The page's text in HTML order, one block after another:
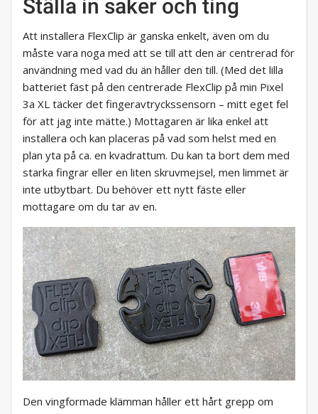
Ställa in saker och ting
Att installera FlexClip är ganska enkelt, även om du
måste vara noga med att se till att den är centrerad för
användning med vad du än håller den till. (Med det lilla
batteriet fäst på den centrerade FlexClip på min Pixel
3a XL täcker det fingeravtryckssensorn – mitt eget fel
för att jag inte mätte.) Mottagaren är lika enkel att
installera och kan placeras på vad som helst med en
plan yta på ca. en kvadrattum. Du kan ta bort dem med
starka fingrar eller en liten skruvmejsel, men limmet är
inte utbytbart. Du behöver ett nytt fäste eller
mottagare om du tar av en.
Den vingformade klämman håller ett hårt grepp om